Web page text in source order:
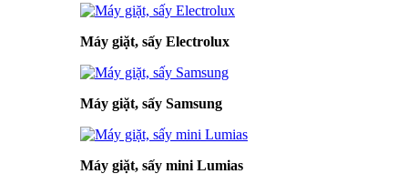
Máy giặt, sấy Electrolux
Máy giặt, sấy Samsung
Máy giặt, sấy mini Lumias